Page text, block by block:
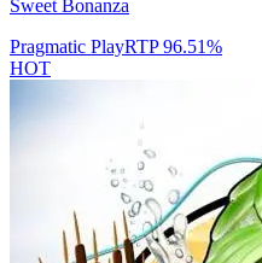
Sweet Bonanza
Pragmatic PlayRTP96.51%
HOT